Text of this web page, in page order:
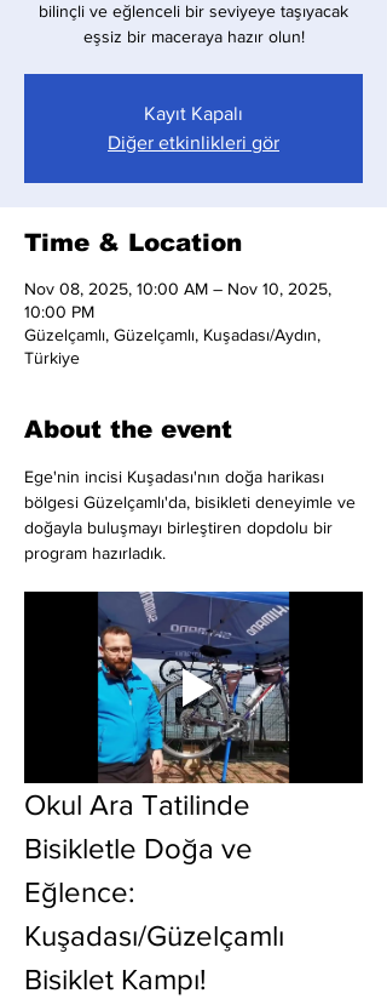
bilinçli ve eğlenceli bir seviyeye taşıyacak
eşsiz bir maceraya hazır olun!
Kayıt Kapalı
Diğer etkinlikleri gör
Time & Location
Nov 08, 2025, 10:00 AM – Nov 10, 2025,
10:00 PM
Güzelçamlı, Güzelçamlı, Kuşadası/Aydın,
Türkiye
About the event
Ege'nin incisi Kuşadası'nın doğa harikası
bölgesi Güzelçamlı'da, bisikleti deneyimle ve
doğayla buluşmayı birleştiren dopdolu bir
program hazırladık.
Okul Ara Tatilinde
Bisikletle Doğa ve
Eğlence:
Kuşadası/Güzelçamlı
Bisiklet Kampı!